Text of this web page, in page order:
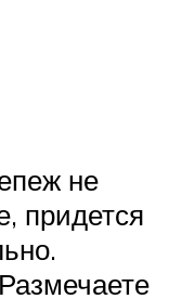
не
придется